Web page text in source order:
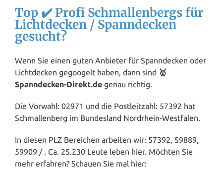
Top ✔️ Profi Schmallenbergs für
Lichtdecken / Spanndecken
gesucht?
Wenn Sie einen guten Anbieter für Spanndecken oder
Lichtdecken gegoogelt haben, dann sind 🥇
Spanndecken-Direkt.de genau richtig.
Die Vorwahl: 02971 und die Postleitzahl: 57392 hat
Schmallenberg im Bundesland Nordrhein-Westfalen.
In diesen PLZ Bereichen arbeiten wir: 57392, 59889,
59909 / . Ca. 25.230 Leute leben hier. Möchten Sie
mehr erfahren? Schauen Sie mal hier: